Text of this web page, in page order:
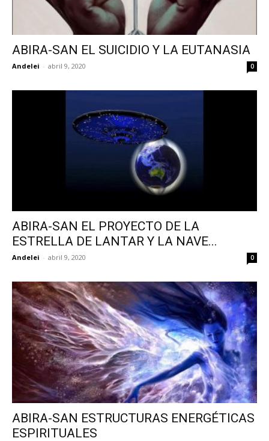
ABIRA-SAN EL SUICIDIO Y LA EUTANASIA
Andelei - abril 9, 2020 0
ABIRA-SAN EL PROYECTO DE LA
ESTRELLA DE LANTAR Y LA NAVE...
Andelei - abril 9, 2020 0
ABIRA-SAN ESTRUCTURAS ENERGÉTICAS
ESPIRITUALES